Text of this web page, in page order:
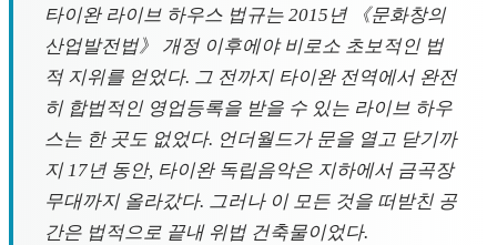
타이완 라이브 하우스 법규는 2015년 《문화창의
산업발전법》 개정 이후에야 비로소 초보적인 법
적 지위를 얻었다. 그 전까지 타이완 전역에서 완전
히 합법적인 영업등록을 받을 수 있는 라이브 하우
스는 한 곳도 없었다. 언더월드가 문을 열고 닫기까
지 17년 동안, 타이완 독립음악은 지하에서 금곡장
무대까지 올라갔다. 그러나 이 모든 것을 떠받친 공
간은 법적으로 끝내 위법 건축물이었다.